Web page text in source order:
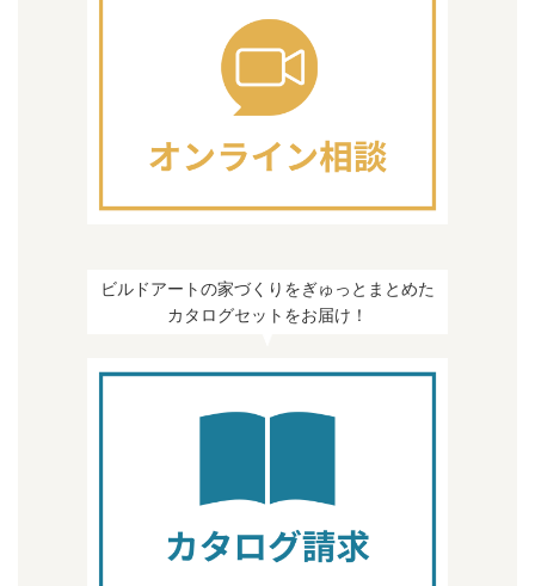
ビルドアートの家づくりをぎゅっとまとめた
カタログセットをお届け！